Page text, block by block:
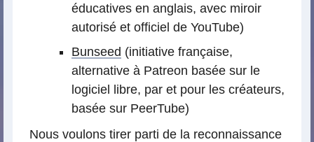
éducatives en anglais, avec miroir
autorisé et officiel de YouTube)
Bunseed (initiative française,
alternative à Patreon basée sur le
logiciel libre, par et pour les créateurs,
basée sur PeerTube)
Nous voulons tirer parti de la reconnaissance